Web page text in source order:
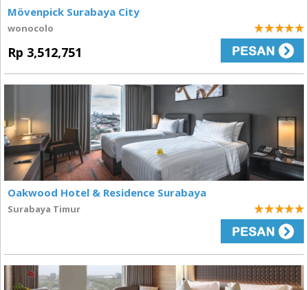
Mövenpick Surabaya City
wonocolo
Rp 3,512,751
5
Oakwood Hotel & Residence Surabaya
Surabaya Timur
5